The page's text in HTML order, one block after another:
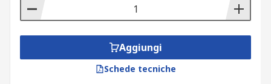
transenne ad alta visibilità;
gestione code, corsie pedonali protette e
aree di carico/scarico con barriere retrattili
Aggiungi
Schede tecniche